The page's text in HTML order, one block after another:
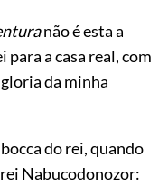
não é esta a
a casa real, com
da minha
do rei, quando
rei Nabucodonozor: